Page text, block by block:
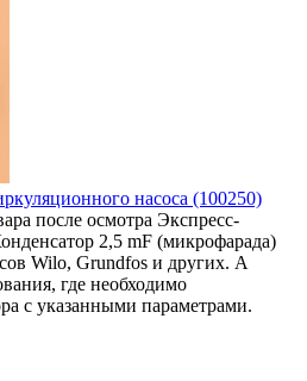
насоса (100250)
после осмотра Экспресс-
2,5 mF (микрофарада)
Wilo, Grundfos и других. А
где необходимо
с указанными параметрами.